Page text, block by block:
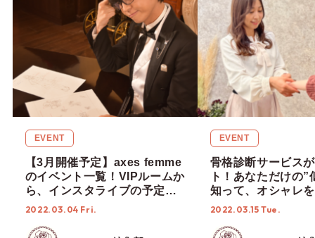
EVENT
【3月開催予定】axes femme
のイベント一覧！VIPルームか
ら、インスタライブの予定ま
でご紹介！
2022.03.04 Fri.
EVENT
骨格診断サービス
ト！あなただけの”
知って、オシャレ
♡
2022.03.15 Tue.